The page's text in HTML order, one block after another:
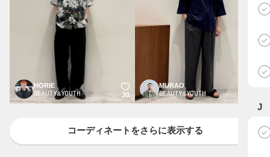
J
HORIE
BEAUTY&YOUTH
30
MURAO
BEAUTY&YOUTH
コーディネートをさらに表示する